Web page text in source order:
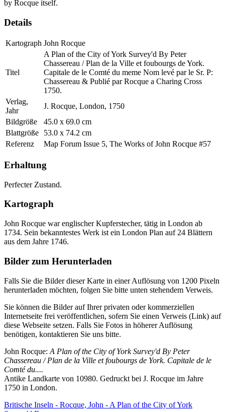
by Rocque itself.
Details
Kartograph John Rocque
Titel
A Plan of the City of York Survey'd By Peter
Chassereau / Plan de la Ville et foubourgs de York.
Capitale de le Comté du meme Nom levé par le Sr. P:
Chassereau & Publié par Rocque a Charing Cross
1750.
Verlag,
Jahr
J. Rocque, London, 1750
Bildgröße
45.0 x 69.0 cm
Blattgröße
53.0 x 74.2 cm
Referenz
Map Forum Issue 5, The Works of John Rocque #57
Erhaltung
Perfecter Zustand.
Kartograph
John Rocque war englischer Kupferstecher, tätig in London ab
1734. Sein bekanntestes Werk ist ein London Plan auf 24 Blättern
aus dem Jahre 1746.
Bilder zum Herunterladen
Falls Sie die Bilder dieser Karte in einer Auflösung von 1200 Pixeln
herunterladen möchten, folgen Sie bitte unten stehendem Verweis.
Sie können die Bilder auf Ihrer privaten oder kommerziellen
Internetseite frei veröffentlichen, sofern Sie einen Verweis (Link) auf
diese Webseite setzen. Falls Sie Fotos in höherer Auflösung
benötigen, kontaktieren Sie uns bitte.
John Rocque: A Plan of the City of York Survey'd By Peter
Chassereau / Plan de la Ville et foubourgs de York. Capitale de le
Comté du....
Antike Landkarte von 10980. Gedruckt bei J. Rocque im Jahre
1750 in London.
Britische Inseln - Rocque, John - A Plan of the City of York